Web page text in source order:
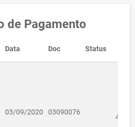
de Pagamento
Data Doc Status
03/09/2020 03090076